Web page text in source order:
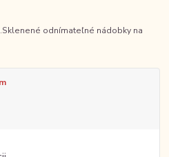
odnímateľné nádobky na